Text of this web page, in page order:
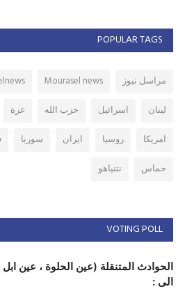
POPULAR TAGS
مراسل نيوز Mourasel news
لبنان
اسرائيل حزب الله غزة
امريكا
روسيا ايران سوريا
حماس
نتنياهو
VOTING POLL
الحوادث المتنقلة (عين الحلوة ، عين
الى :